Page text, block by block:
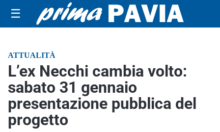
☰
ATTUALITÀ
L’ex Necchi cambia volto:
sabato 31 gennaio
presentazione pubblica del
progetto